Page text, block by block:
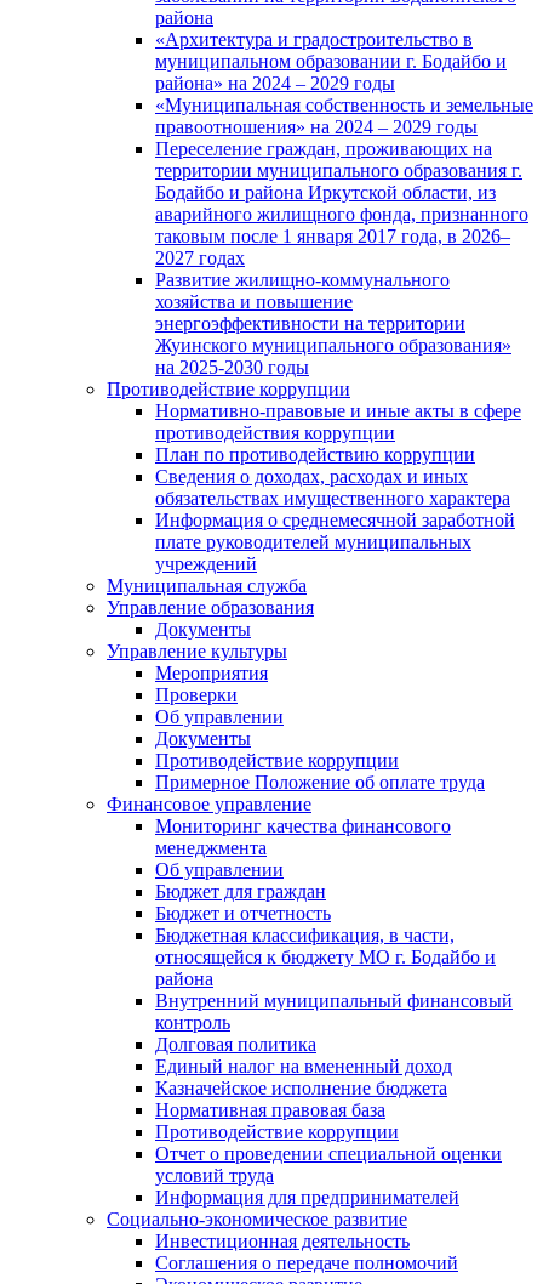
района
«Архитектура и градостроительство в
муниципальном образовании г. Бодайбо и
района» на 2024 – 2029 годы
«Муниципальная собственность и земельные
правоотношения» на 2024 – 2029 годы
Переселение граждан, проживающих на
территории муниципального образования г.
Бодайбо и района Иркутской области, из
аварийного жилищного фонда, признанного
таковым после 1 января 2017 года, в 2026–
2027 годах
Развитие жилищно-коммунального
хозяйства и повышение
энергоэффективности на территории
Жуинского муниципального образования»
на 2025-2030 годы
Противодействие коррупции
Нормативно-правовые и иные акты в сфере
противодействия коррупции
План по противодействию коррупции
Сведения о доходах, расходах и иных
обязательствах имущественного характера
Информация о среднемесячной заработной
плате руководителей муниципальных
учреждений
Муниципальная служба
Управление образования
Документы
Управление культуры
Мероприятия
Проверки
Об управлении
Документы
Противодействие коррупции
Примерное Положение об оплате труда
Финансовое управление
Мониторинг качества финансового
менеджмента
Об управлении
Бюджет для граждан
Бюджет и отчетность
Бюджетная классификация, в части,
относящейся к бюджету МО г. Бодайбо и
района
Внутренний муниципальный финансовый
контроль
Долговая политика
Единый налог на вмененный доход
Казначейское исполнение бюджета
Нормативная правовая база
Противодействие коррупции
Отчет о проведении специальной оценки
условий труда
Информация для предпринимателей
Социально-экономическое развитие
Инвестиционная деятельность
Соглашения о передаче полномочий